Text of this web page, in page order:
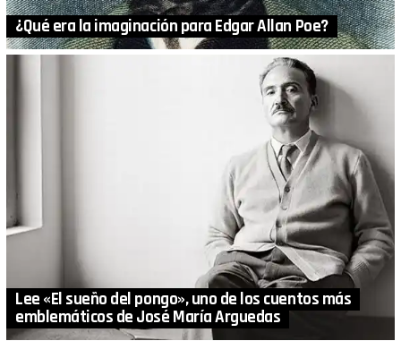
¿Qué era la imaginación para Edgar Allan Poe?
Lee «El sueño del pongo», uno de los cuentos más
emblemáticos de José María Arguedas